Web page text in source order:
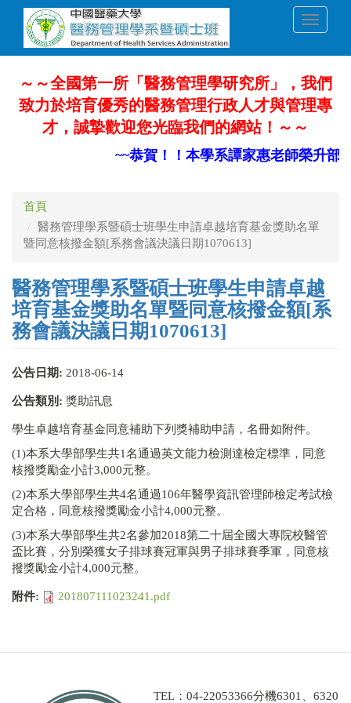
內
Toggle
～～全國第一所「醫務管理學研究所」，我們
致力於培育優秀的醫務管理行政人才與管理專
才，誠摯歡迎您光臨我們的網站！～～
~~恭賀！！本學系譚家惠老師榮升部
首頁
醫務管理學系暨碩士班學生申請卓越培育基金獎助名單
暨同意核撥金額[系務會議決議日期1070613]
醫務管理學系暨碩士班學生申請卓越
培育基金獎助名單暨同意核撥金額[系
務會議決議日期1070613]
公告日期: 2018-06-14
公告類別: 獎助訊息
學生卓越培育基金同意補助下列獎補助申請，名冊如附件。
(1)本系大學部學生共1名通過英文能力檢測達檢定標準，同意
核撥獎勵金小計3,000元整。
(2)本系大學部學生共4名通過106年醫學資訊管理師檢定考試檢
定合格，同意核撥獎勵金小計4,000元整。
(3)本系大學部學生共2名參加2018第二十屆全國大專院校醫管
盃比賽，分別榮獲女子排球賽冠軍與男子排球賽季軍，同意核
撥獎勵金小計4,000元整。
附件: 201807111023241.pdf
TEL：04-22053366分機6301、6320